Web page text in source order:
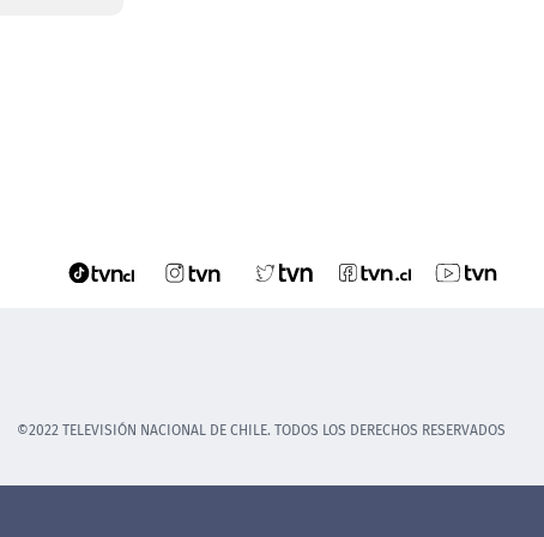
©2022 TELEVISIÓN NACIONAL DE CHILE. TODOS LOS DERECHOS RESERVADOS